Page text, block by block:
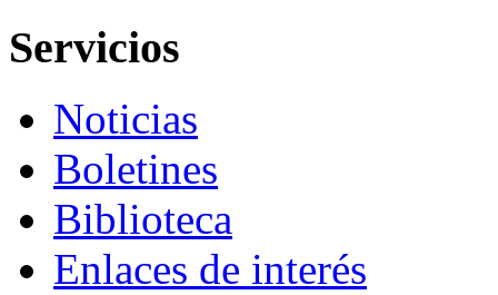
Servicios
Noticias
Boletines
Biblioteca
Enlaces de interés